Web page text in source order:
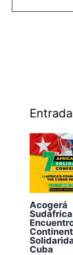
Acogerá
Sudáfrica
Cuba